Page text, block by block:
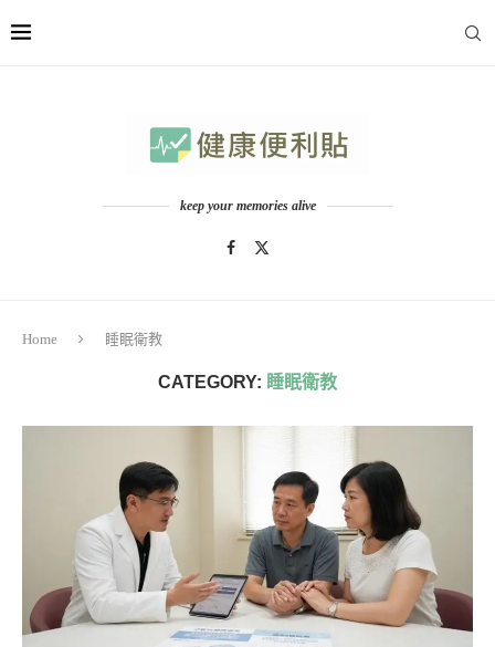
keep your memories alive
Home 睡眠衛教
CATEGORY: 睡眠衛教